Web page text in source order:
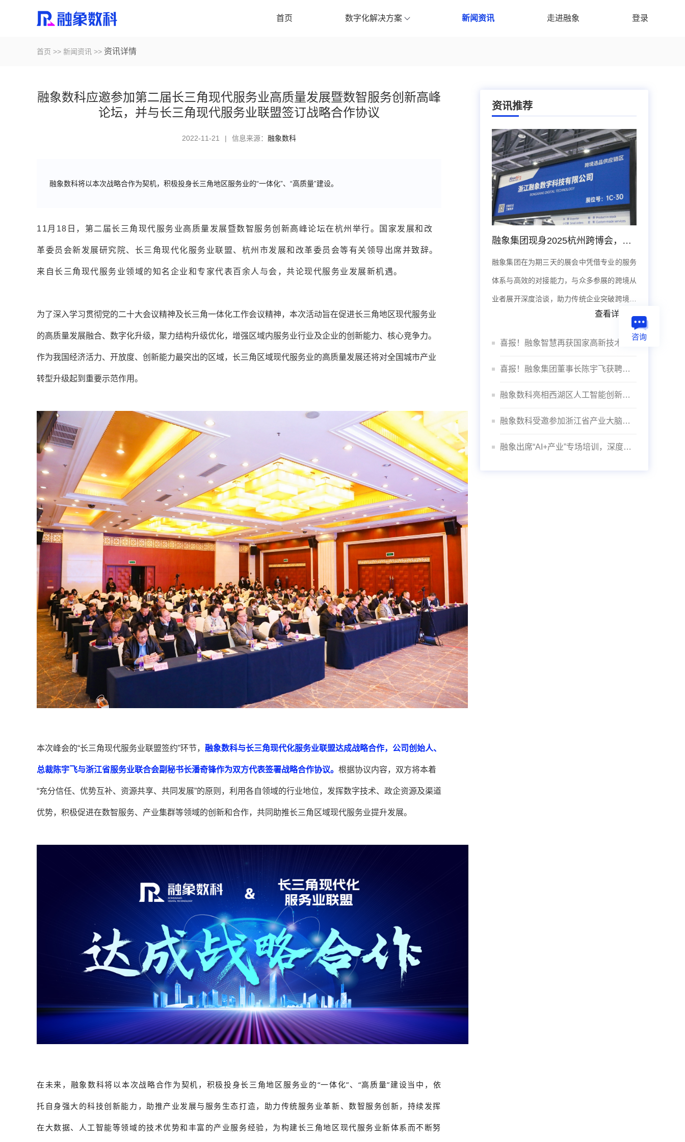
首页 数字化解决方案 新闻资讯 走进融象 登录
首页 >> 新闻资讯 >> 资讯详情
融象数科应邀参加第二届长三角现代服务业高质量发展暨数智服务创新高峰
论坛，并与长三角现代服务业联盟签订战略合作协议
2022-11-21 | 信息来源： 融象数科
融象数科将以本次战略合作为契机，积极投身长三角地区服务业的“一体化”、“高质量”建设。
11月18日，第二届长三角现代服务业高质量发展暨数智服务创新高峰论坛在杭州举行。国家发展和改
革委员会新发展研究院、长三角现代化服务业联盟、杭州市发展和改革委员会等有关领导出席并致辞。
来自长三角现代服务业领域的知名企业和专家代表百余人与会，共论现代服务业发展新机遇。
为了深入学习贯彻党的二十大会议精神及长三角一体化工作会议精神，本次活动旨在促进长三角地区现代服务业
的高质量发展融合、数字化升级，聚力结构升级优化，增强区域内服务业行业及企业的创新能力、核心竞争力。
作为我国经济活力、开放度、创新能力最突出的区域，长三角区域现代服务业的高质量发展还将对全国城市产业
转型升级起到重要示范作用。
本次峰会的“长三角现代服务业联盟签约”环节， 融象数科与长三角现代化服务业联盟达成战略合作，公司创始人、
总裁陈宇飞与浙江省服务业联合会副秘书长潘奇锋作为双方代表签署战略合作协议。 根据协议内容，双方将本着
“充分信任、优势互补、资源共享、共同发展”的原则，利用各自领域的行业地位，发挥数字技术、政企资源及渠道
优势，积极促进在数智服务、产业集群等领域的创新和合作，共同助推长三角区域现代服务业提升发展。
在未来，融象数科将以本次战略合作为契机，积极投身长三角地区服务业的“一体化”、“高质量”建设当中，依
托自身强大的科技创新能力，助推产业发展与服务生态打造，助力传统服务业革新、数智服务创新，持续发挥
在大数据、人工智能等领域的技术优势和丰富的产业服务经验，为构建长三角地区现代服务业新体系而不断努
资讯推荐
融象集团现身2025杭州跨博会，数据智能体系赋能出海
融象集团在为期三天的展会中凭借专业的服务
体系与高效的对接能力，与众多参展的跨境从
业者展开深度洽谈，助力传统企业突破跨境壁
查看详情>>
喜报！融象集团董事长陈宇飞获聘杭州数据交易所“咨询委员会专家”
融象数科亮相西湖区人工智能创新发展大会
融象数科受邀参加浙江省产业大脑建设推进会议
融象出席“AI+产业”专场培训，深度赋能“智”造未来
咨询